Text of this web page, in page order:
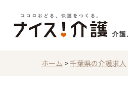
ホーム >千葉県の介護求人